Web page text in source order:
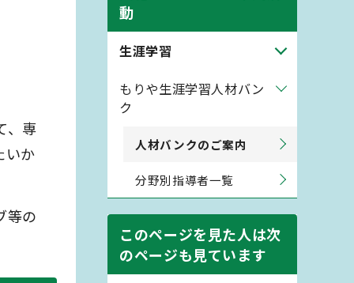
、専
いか
等の
動
生涯学習
もりや生涯学習人材バン
ク
人材バンクのご案内
分野別指導者一覧
このページを見た人は次
のページも見ています